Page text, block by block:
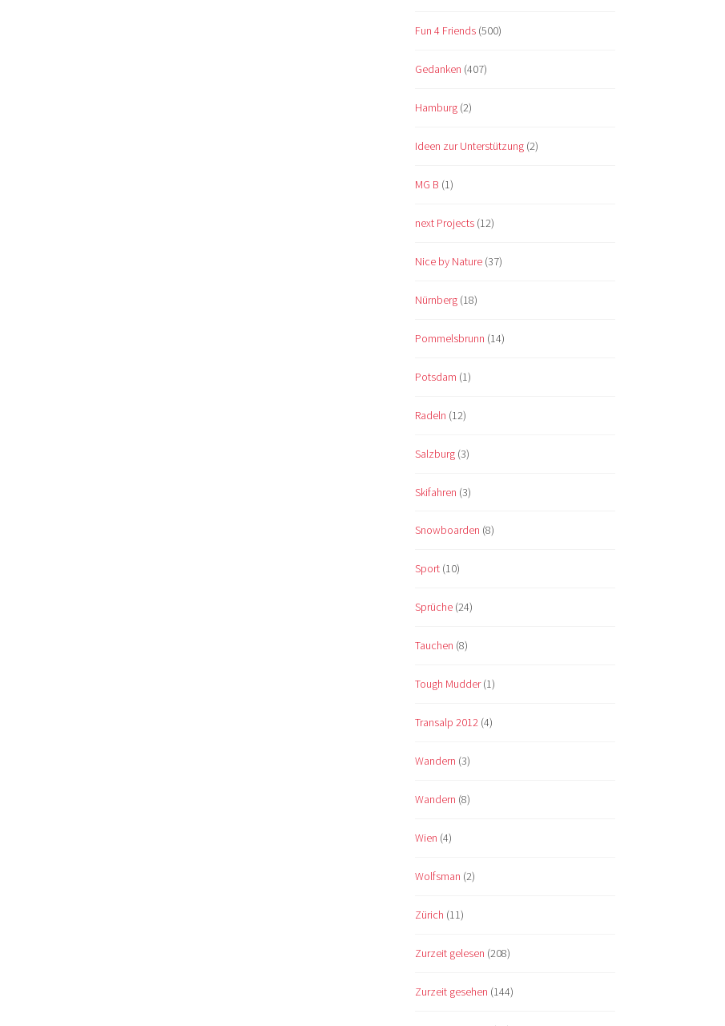
Fun 4 Friends (500)
Gedanken (407)
Hamburg (2)
Ideen zur Unterstützung (2)
MG B (1)
next Projects (12)
Nice by Nature (37)
Nürnberg (18)
Pommelsbrunn (14)
Potsdam (1)
Radeln (12)
Salzburg (3)
Skifahren (3)
Snowboarden (8)
Sport (10)
Sprüche (24)
Tauchen (8)
Tough Mudder(1)
Transalp 2012 (4)
Wandern (3)
Wandern (8)
Wien (4)
Wolfsman (2)
Zürich (11)
Zurzeit gelesen (208)
Zurzeit gesehen (144)